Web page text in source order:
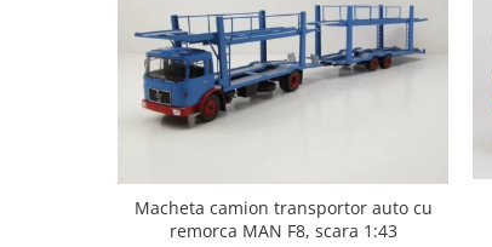
Macheta camion transportor auto cu
remorca MAN F8, scara 1:43